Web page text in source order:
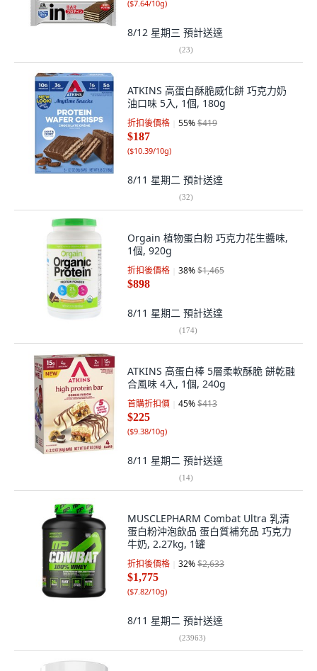
($7.64/10g)
8/12 星期三 預計送達
(23)
ATKINS 高蛋白酥脆威化餅 巧克力奶
油口味 5入, 1個, 180g
折扣後價格 55%$419
$187
($10.39/10g)
8/11 星期二 預計送達
(32)
Orgain 植物蛋白粉 巧克力花生醬味,
1個, 920g
折扣後價格 38%$1,465
$898
8/11 星期二 預計送達
(174)
ATKINS 高蛋白棒 5層柔軟酥脆 餅乾融
合風味 4入, 1個, 240g
首購折扣價 45%$413
$225
($9.38/10g)
8/11 星期二 預計送達
(14)
MUSCLEPHARM Combat Ultra 乳清
蛋白粉沖泡飲品 蛋白質補充品 巧克力
牛奶, 2.27kg, 1罐
折扣後價格 32%$2,633
$1,775
($7.82/10g)
8/11 星期二 預計送達
(23963)